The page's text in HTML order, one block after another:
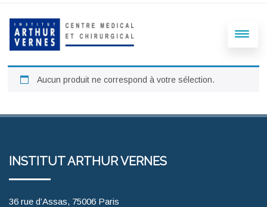
Aucun produit ne correspond à votre sélection.
INSTITUT ARTHUR VERNES
36 rue d’Assas, 75006 Paris